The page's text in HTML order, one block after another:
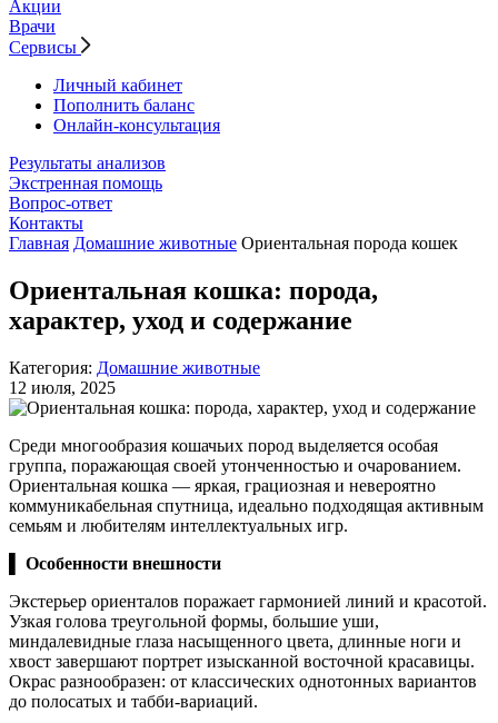
Акции
Врачи
Сервисы
Личный кабинет
Пополнить баланс
Онлайн-консультация
Результаты анализов
Экстренная помощь
Вопрос-ответ
Контакты
Главная Домашние животные Ориентальная порода кошек
Ориентальная кошка: порода,
характер, уход и содержание
Категория: Домашние животные
12 июля, 2025
Среди многообразия кошачьих пород выделяется особая
группа, поражающая своей утонченностью и очарованием.
Ориентальная кошка — яркая, грациозная и невероятно
коммуникабельная спутница, идеально подходящая активным
семьям и любителям интеллектуальных игр.
Особенности внешности
Экстерьер ориенталов поражает гармонией линий и красотой.
Узкая голова треугольной формы, большие уши,
миндалевидные глаза насыщенного цвета, длинные ноги и
хвост завершают портрет изысканной восточной красавицы.
Окрас разнообразен: от классических однотонных вариантов
до полосатых и табби-вариаций.